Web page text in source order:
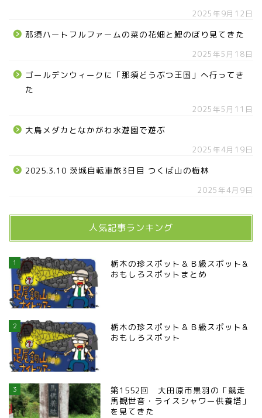
2025年9月12日
那須ハートフルファームの菜の花畑と鯉のぼり見てきた
2025年5月18日
ゴールデンウィークに「那須どうぶつ王国」へ行ってき
た
2025年5月11日
大鳥メダカとなかがわ水遊園で遊ぶ
2025年4月19日
2025.3.10 茨城自転車旅3日目 つくば山の梅林
2025年4月9日
人気記事ランキング
1
栃木の珍スポット＆Ｂ級スポット&
おもしろスポットまとめ
2
栃木の珍スポット＆Ｂ級スポット&
おもしろスポット
3
第1552回 大田原市黒羽の「競走
馬観世音・ライスシャワー供養塔」
を見てきた
那須烏山市
高根沢町のイベント
宇都宮市(グルメ・カフェ)
宇都宮の震災後の様子
鹿沼市
市貝町
真岡市